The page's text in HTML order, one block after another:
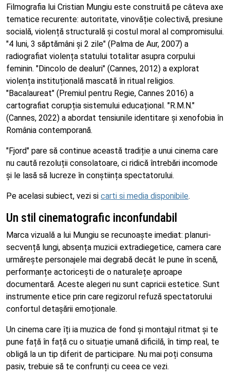
Filmografia lui Cristian Mungiu este construită pe câteva axe
tematice recurente: autoritate, vinovăție colectivă, presiune
socială, violență structurală și costul moral al compromisului.
"4 luni, 3 săptămâni și 2 zile" (Palma de Aur, 2007) a
radiografiat violența statului totalitar asupra corpului
feminin. "Dincolo de dealuri" (Cannes, 2012) a explorat
violența instituțională mascată în ritual religios.
"Bacalaureat" (Premiul pentru Regie, Cannes 2016) a
cartografiat corupția sistemului educațional. "R.M.N."
(Cannes, 2022) a abordat tensiunile identitare și xenofobia în
România contemporană.
"Fjord" pare să continue această tradiție a unui cinema care
nu caută rezoluții consolatoare, ci ridică întrebări incomode
și le lasă să lucreze în conștiința spectatorului.
Pe acelasi subiect, vezi si carti si media disponibile.
Un stil cinematografic inconfundabil
Marca vizuală a lui Mungiu se recunoaște imediat: planuri-
secvență lungi, absența muzicii extradiegetice, camera care
urmărește personajele mai degrabă decât le pune în scenă,
performanțe actoricești de o naturalețe aproape
documentară. Aceste alegeri nu sunt capricii estetice. Sunt
instrumente etice prin care regizorul refuză spectatorului
confortul detașării emoționale.
Un cinema care îți ia muzica de fond și montajul ritmat și te
pune față în față cu o situație umană dificilă, în timp real, te
obligă la un tip diferit de participare. Nu mai poți consuma
pasiv, trebuie să te confrunți cu ceea ce vezi.